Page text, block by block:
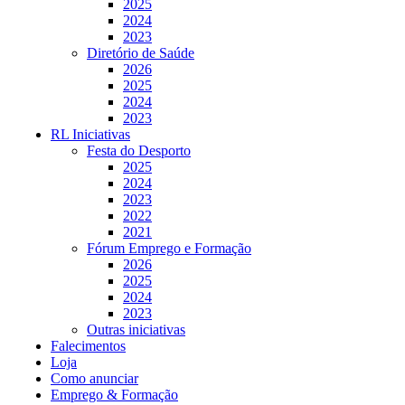
2025
2024
2023
Diretório de Saúde
2026
2025
2024
2023
RL Iniciativas
Festa do Desporto
2025
2024
2023
2022
2021
Fórum Emprego e Formação
2026
2025
2024
2023
Outras iniciativas
Falecimentos
Loja
Como anunciar
Emprego & Formação